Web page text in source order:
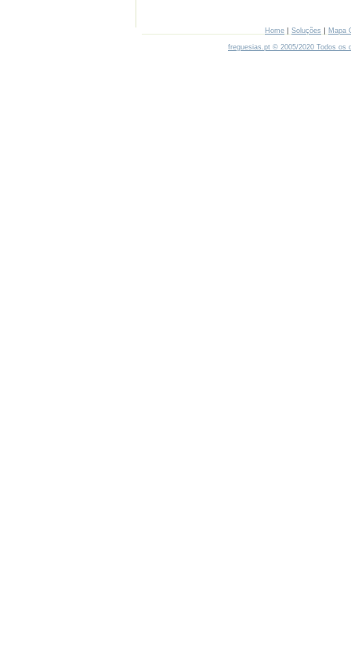
Home | Soluções | Mapa
freguesias.pt © 2005/2020 Todos os